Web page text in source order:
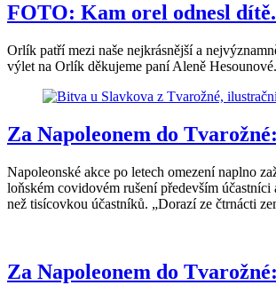
FOTO: Kam orel odnesl
Orlík patří mezi naše nejkrásnější a
výlet na Orlík děkujeme paní Aleně Hesounové.
Za Napoleonem do
Napoleonské akce po letech omezení naplno
loňském covidovém rušení především
než tisícovkou účastníků. „Dorazí ze čtrnácti
Za Napoleonem do